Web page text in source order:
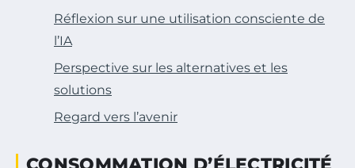
Réflexion sur une utilisation consciente de
l’IA
Perspective sur les alternatives et les
solutions
Regard vers l’avenir